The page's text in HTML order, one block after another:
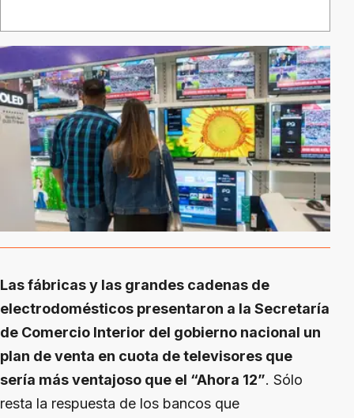
Las fábricas y las grandes cadenas de
electrodomésticos presentaron a la Secretaría
de Comercio Interior del gobierno nacional un
plan de venta en cuota de televisores que
sería más ventajoso que el “Ahora 12”. Sólo
resta la respuesta de los bancos que